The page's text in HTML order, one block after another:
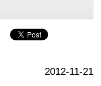
2012-11-21